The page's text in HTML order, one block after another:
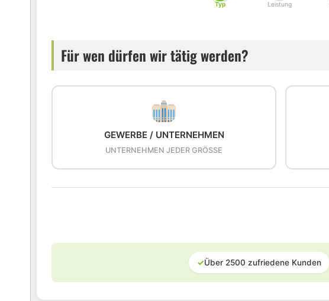
Typ Leistung
Für wen dürfen wir tätig werden?
GEWERBE / UNTERNEHMEN
UNTERNEHMEN JEDER GRÖSSE
✓Über 2500 zufriedene Kunden